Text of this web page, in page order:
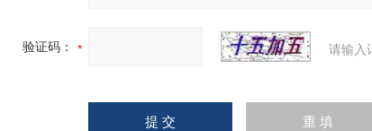
验证码： 请输入